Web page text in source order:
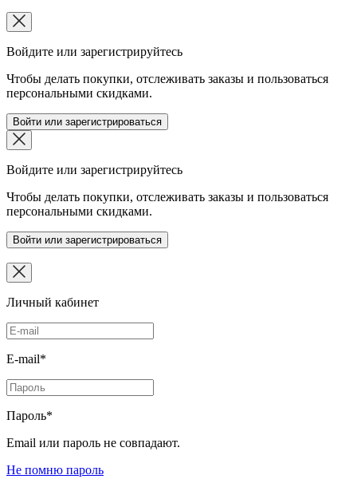
Войдите или зарегистрируйтесь
Чтобы делать покупки, отслеживать заказы и пользоваться
персональными скидками.
Войти или зарегистрироваться
Войдите или зарегистрируйтесь
Чтобы делать покупки, отслеживать заказы и пользоваться
персональными скидками.
Войти или зарегистрироваться
Личный кабинет
E-mail*
Пароль*
Email или пароль не совпадают.
Не помню пароль